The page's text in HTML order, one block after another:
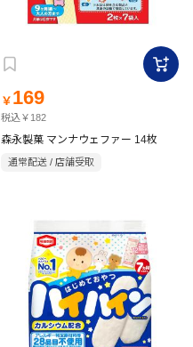
￥ 169
税込￥182
森永製菓 マンナウェファー 14枚
通常配送 / 店舗受取